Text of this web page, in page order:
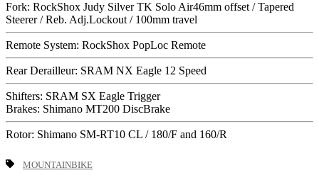
Fork: RockShox Judy Silver TK Solo Air46mm offset / Tapered
Steerer / Reb. Adj.Lockout / 100mm travel
Remote System: RockShox PopLoc Remote
Rear Derailleur: SRAM NX Eagle 12 Speed
Shifters: SRAM SX Eagle Trigger
Brakes: Shimano MT200 DiscBrake
Rotor: Shimano SM-RT10 CL / 180/F and 160/R
MOUNTAINBIKE